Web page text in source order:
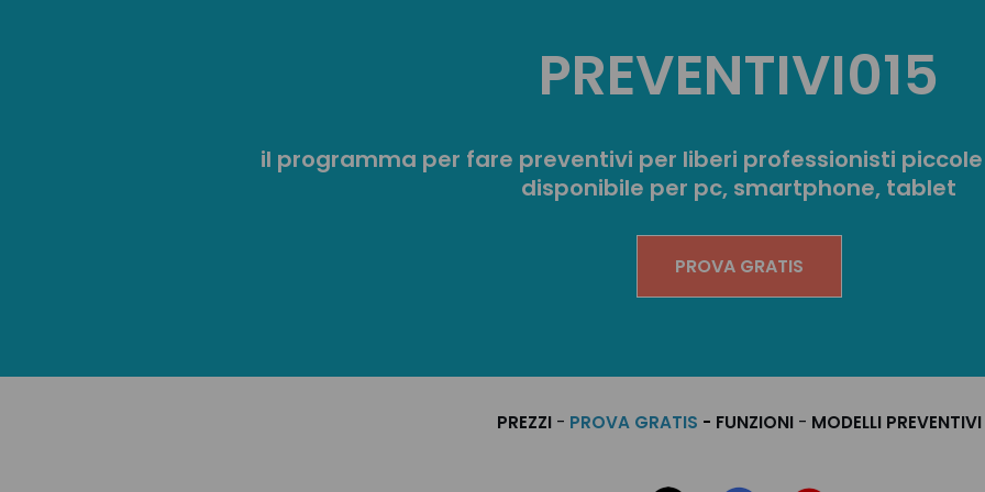
lavaggio chimico circuito primario
lavaggio chimico serpentino
manodopera straordinaria costo
PREVENTIVI015
il programma per fare preventivi per liberi professionisti
disponibile per pc, smartphone, tablet
PROVA GRATIS
PREZZI- PROVA GRATIS - FUNZIONI- MODELLI PREVENTIVI